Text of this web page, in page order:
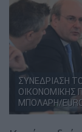
ΣΥΝΕΔΡΙΑΣΗ
ΟΙΚΟΝΟΜΙΚΗΣ
ΜΠΟΛΑΡΗ/